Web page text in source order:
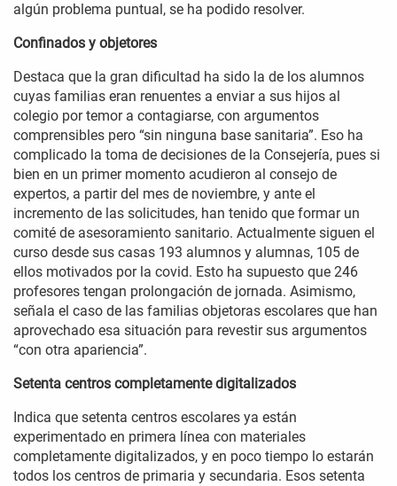
algún problema puntual, se ha podido resolver.
Confinados y objetores
Destaca que la gran dificultad ha sido la de los alumnos
cuyas familias eran renuentes a enviar a sus hijos al
colegio por temor a contagiarse, con argumentos
comprensibles pero “sin ninguna base sanitaria”. Eso ha
complicado la toma de decisiones de la Consejería, pues si
bien en un primer momento acudieron al consejo de
expertos, a partir del mes de noviembre, y ante el
incremento de las solicitudes, han tenido que formar un
comité de asesoramiento sanitario. Actualmente siguen el
curso desde sus casas 193 alumnos y alumnas, 105 de
ellos motivados por la covid. Esto ha supuesto que 246
profesores tengan prolongación de jornada. Asimismo,
señala el caso de las familias objetoras escolares que han
aprovechado esa situación para revestir sus argumentos
“con otra apariencia”.
Setenta centros completamente digitalizados
Indica que setenta centros escolares ya están
experimentado en primera línea con materiales
completamente digitalizados, y en poco tiempo lo estarán
todos los centros de primaria y secundaria. Esos setenta